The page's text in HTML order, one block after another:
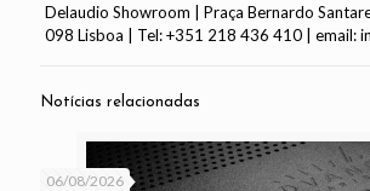
Delaudio Showroom | Praça Bernardo
098 Lisboa | Tel: +351 218 436 410 | email:
Notícias relacionadas
06/08/2026